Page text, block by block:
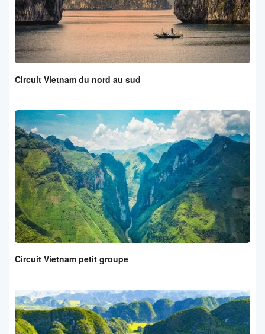
Circuit Vietnam du nord au sud
Circuit Vietnam petit groupe